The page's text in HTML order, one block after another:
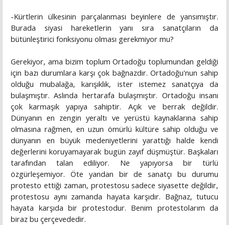
-Kürtlerin ülkesinin parçalanması beyinlere de yansımıştır.
Burada siyasi hareketlerin yanı sıra sanatçıların da
bütünleştirici fonksiyonu olması gerekmiyor mu?
Gerekiyor, ama bizim toplum Ortadoğu toplumundan geldiği
için bazı durumlara karşı çok bağnazdır. Ortadoğu'nun sahip
olduğu mubalağa, karışıklık, ister istemez sanatçıya da
bulaşmıştır. Aslında hertarafa bulaşmıştır. Ortadoğu insanı
çok karmaşık yapıya sahiptir. Açık ve berrak değildir.
Dünyanın en zengin yeraltı ve yerüstü kaynaklarına sahip
olmasına rağmen, en uzun ömürlü kültüre sahip olduğu ve
dünyanın en büyük medeniyetlerini yarattığı halde kendi
değerlerini koruyamayarak bugün zayıf düşmüştür. Başkaları
tarafından talan ediliyor. Ne yapıyorsa bir türlü
özgürleşemiyor. Öte yandan bir de sanatçı bu durumu
protesto ettiği zaman, protestosu sadece siyasette değildir,
protestosu aynı zamanda hayata karşıdır. Bağnaz, tutucu
hayata karşıda bir protestodur. Benim protestolarım da
biraz bu çerçevededir.